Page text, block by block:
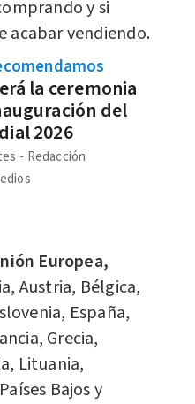
y si
acabar vendiendo.
la ceremonia
del
2026
Redacción
Europea,
Austria, Bélgica,
España,
Grecia,
Lituania,
Bajos y